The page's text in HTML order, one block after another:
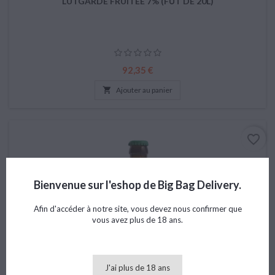
Prix
92,35 €
 Ajouter au panier
favorite_border
Bienvenue sur l'eshop de Big Bag Delivery.
Afin d'accéder à notre site, vous devez nous confirmer que
vous avez plus de 18 ans.
J'ai plus de 18 ans